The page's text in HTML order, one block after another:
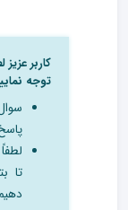
کاربر
توجه
تا